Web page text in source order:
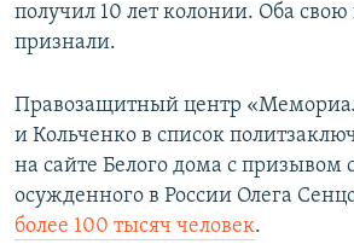
получил 10 лет колонии. Оба свою
признали.
Правозащитный центр
и Кольченко в список
на сайте Белого дома с призывом
осужденного в России Олега
более 100 тысяч человек.